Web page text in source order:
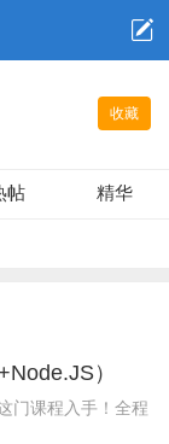
收藏
帖 精华
）
门课程入手！全程